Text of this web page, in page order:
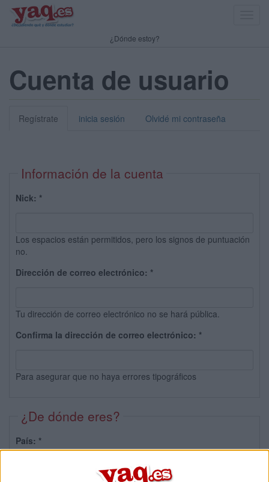
¿Dónde estoy?
Cuenta de usuario
Regístrate inicia sesión Olvidé mi contraseña
Información de la cuenta
Nick: *
Los espacios están permitidos, pero los signos de puntuación
no.
Dirección de correo electrónico: *
Tu dirección de correo electrónico no se hará pública.
Confirma la dirección de correo electrónico: *
Para asegurar que no haya errores tipográficos
¿De dónde eres?
País: *